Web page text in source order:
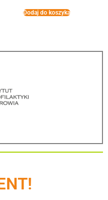
Dodaj do koszyka